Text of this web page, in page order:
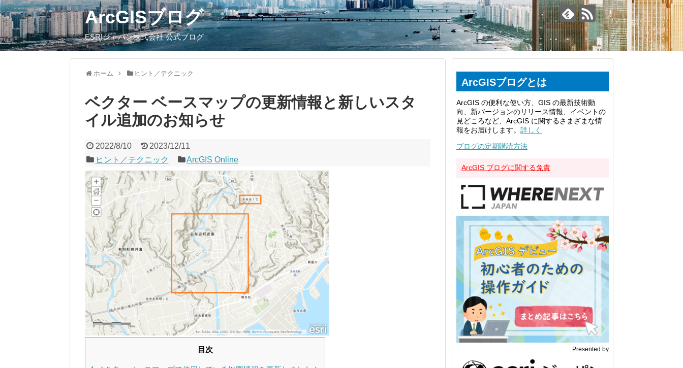
ArcGISブログ
ESRIジャパン株式会社 公式ブログ
ホーム ヒント／テクニック
ベクター ベースマップの更新情報と新しいスタ
イル追加のお知らせ
2022/8/10
2023/12/11
ヒント／テクニック
ArcGIS Online
目次
ArcGISブログとは
ArcGIS の便利な使い方、GIS の最新技術動
向、新バージョンのリリース情報、イベントの
見どころなど、ArcGIS に関するさまざまな情
報をお届けします。 詳しく
ブログの定期購読方法
ArcGIS ブログに関する免責
Presented by